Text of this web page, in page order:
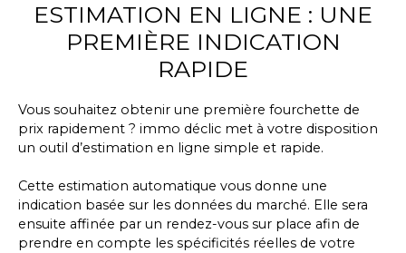
ESTIMATION EN LIGNE : UNE
PREMIÈRE INDICATION
RAPIDE
Vous souhaitez obtenir une première fourchette de
prix rapidement ? immo déclic met à votre disposition
un outil d’estimation en ligne simple et rapide.
Cette estimation automatique vous donne une
indication basée sur les données du marché. Elle sera
ensuite affinée par un rendez-vous sur place afin de
prendre en compte les spécificités réelles de votre